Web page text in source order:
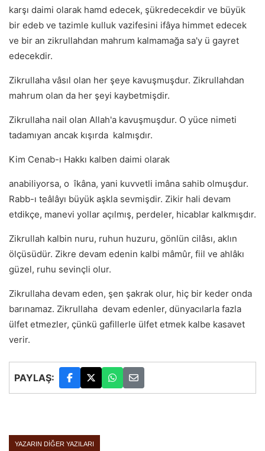
karşı daimi olarak hamd edecek, şükredecekdir ve büyük
bir edeb ve tazimle kulluk vazifesini ifâya himmet edecek
ve bir an zikrullahdan mahrum kalmamağa sa'y ü gayret
edecekdir.
Zikrullaha vâsıl olan her şeye kavuşmuşdur. Zikrullahdan
mahrum olan da her şeyi kaybetmişdir.
Zikrullaha nail olan Allah'a kavuşmuşdur. O yüce nimeti
tadamıyan ancak kışırda kalmışdır.
Kim Cenab-ı Hakkı kalben daimi olarak
anabiliyorsa, o îkâna, yani kuvvetli imâna sahib olmuşdur.
Rabb-ı teâlâyı büyük aşkla sevmişdir. Zikir hali devam
etdikçe, manevi yollar açılmış, perdeler, hicablar kalkmışdır.
Zikrullah kalbin nuru, ruhun huzuru, gönlün cilâsı, aklın
ölçüsüdür. Zikre devam edenin kalbi mâmûr, fiil ve ahlâkı
güzel, ruhu sevinçli olur.
Zikrullaha devam eden, şen şakrak olur, hiç bir keder onda
barınamaz. Zikrullaha devam edenler, dünyacılarla fazla
ülfet etmezler, çünkü gafillerle ülfet etmek kalbe kasavet
verir.
PAYLAŞ:
YAZARIN DIĞER YAZILARI